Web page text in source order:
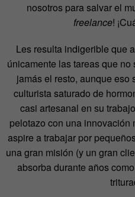
nosotros para salvar el
freelance!
Les resulta indigerible que
únicamente las tareas que
jamás el resto, aunque eso
culturista saturado de
casi artesanal en su
pelotazo con una innovación
aspire a trabajar por
una gran misión (y un gran
absorba durante años